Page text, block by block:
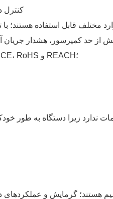
۳. کنترل
از حد کمپرسور، هشدار جریان
6. مشخصات توان چندگانه؛ دارای تاییدیه CE، RoHS و REACH؛